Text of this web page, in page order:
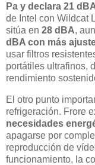
Pa y declara 21
de Intel con Wildcat
sitúa en 28 dBA,
dBA con más
usar filtros
portátiles ultrafinos,
rendimiento
El otro punto
refrigeración. Frore
necesidades
apagarse por
reproducción de
funcionamiento, la